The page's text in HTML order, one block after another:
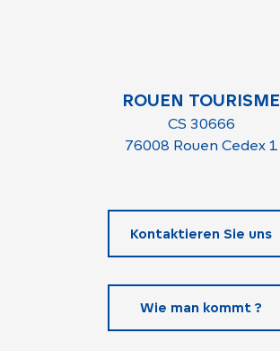
ROUEN TOURISME
CS 30666
76008 Rouen Cedex 1
Kontaktieren Sie uns
Wie man kommt ?